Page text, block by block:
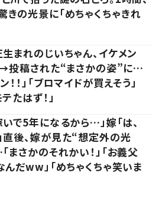
の光景に「めちゃくちゃきれ
生まれのじいちゃん、イケメン
→投稿された“まさかの姿”に…
！！」「ブロマイドが買えそう」
たはず！」
いで5年になるから…」嫁「は、
後、嫁が見た“想定外の光
まさかのそれかい！」「お義父
んだww」「めちゃくちゃ笑いま